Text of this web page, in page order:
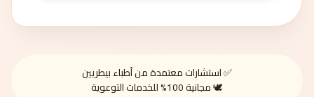
✅ استشارات معتمدة من أطباء بيطريين
🕊️ مجانية 100% للخدمات التوعوية